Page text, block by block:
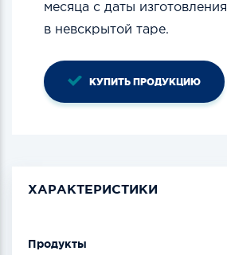
месяца с даты изготовления
в невcкрытой таре.
КУПИТЬ ПРОДУКЦИЮ
ХАРАКТЕРИСТИКИ
Продукты